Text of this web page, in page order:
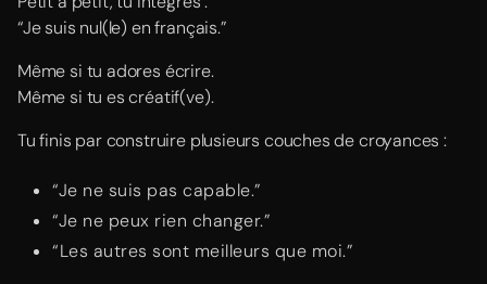
“Je suis nul(le) en français.”
Même si tu adores écrire.
Même si tu es créatif(ve).
Tu finis par construire plusieurs couches de croyances :
“Je ne suis pas capable.”
“Je ne peux rien changer.”
“Les autres sont meilleurs que moi.”